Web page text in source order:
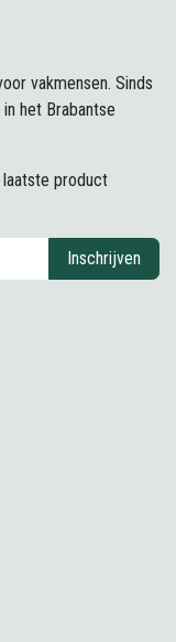
vakmensen. Sinds
het Brabantse
laatste product
Inschrijven